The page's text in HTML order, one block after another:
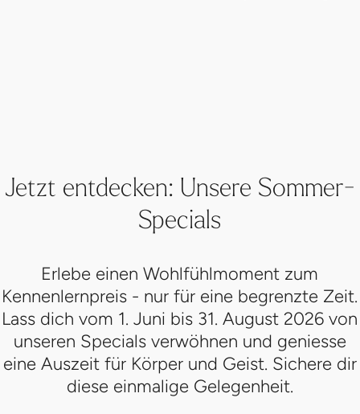
Jetzt entdecken: Unsere Sommer-
Specials
Erlebe einen Wohlfühlmoment zum
Kennenlernpreis - nur für eine begrenzte Zeit.
Lass dich vom 1. Juni bis 31. August 2026 von
unseren Specials verwöhnen und geniesse
eine Auszeit für Körper und Geist. Sichere dir
diese einmalige Gelegenheit.